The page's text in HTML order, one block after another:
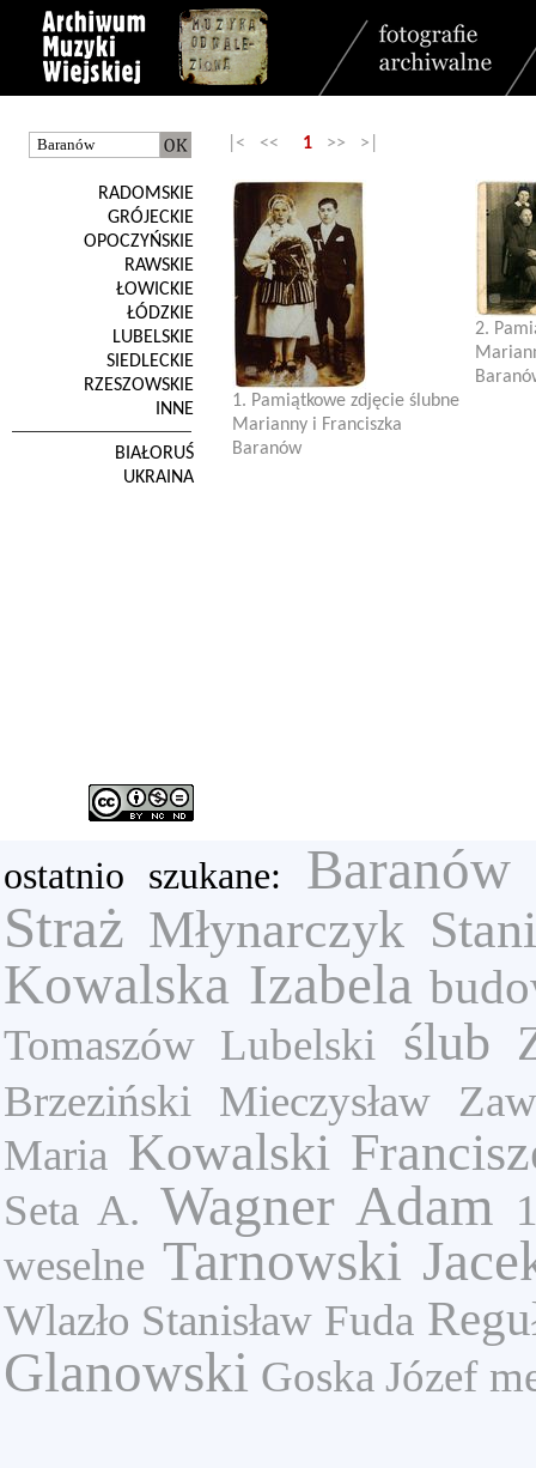
RADOMSKIE
GRÓJECKIE
OPOCZYŃSKIE
RAWSKIE
ŁOWICKIE
ŁÓDZKIE
LUBELSKIE
SIEDLECKIE
RZESZOWSKIE
INNE
BIAŁORUŚ
UKRAINA
|< << 1 >> >|
1. Pamiątkowe zdjęcie ślubne
Marianny i Franciszka
Baranów
2.
ostatnio szukane: Baranów
Straż Młynarczyk
Kowalska Izabela
Tomaszów Lubelski ślub
Brzeziński Mieczysław
Maria Kowalski
Seta A. Wagner Adam
weselne Tarnowski
Wlazło Stanisław Fuda
Glanowski Goska Józef